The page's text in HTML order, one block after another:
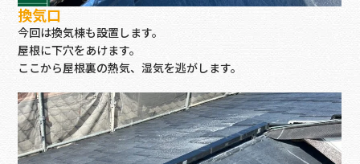
換気口
今回は換気棟も設置します。
屋根に下穴をあけます。
ここから屋根裏の熱気、湿気を逃がします。